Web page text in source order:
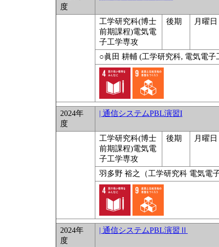
度
工学研究科(博士
前期課程)電気電
子工学専攻
後期 月曜
○眞⽥ 耕輔 (⼯学研究科, 電気電
2024年
度
| 通信システムPBL演習I
工学研究科(博士
前期課程)電気電
子工学専攻
後期 月曜
⽻多野 裕之（⼯学研究科 電気電
2024年
度
| 通信システムPBL演習Ⅱ